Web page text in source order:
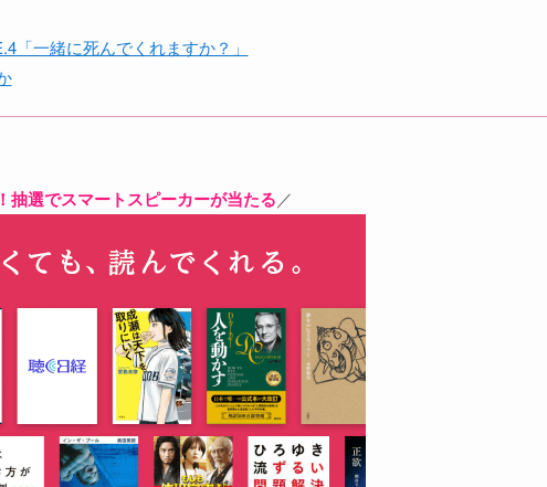
「一緒に死んでくれますか？」
抽選でスマートスピーカーが当たる／